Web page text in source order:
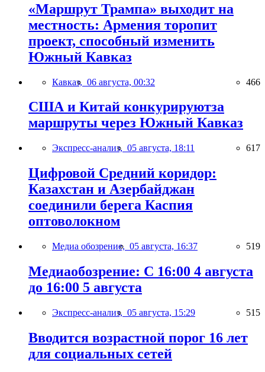
«Маршрут Трампа» выходит на
местность: Армения торопит
проект, способный изменить
Южный Кавказ
Кавказ, 06 августа, 00:32 466
США и Китай конкурируютза
маршруты через Южный Кавказ
Экспресс-анализ, 05 августа, 18:11 617
Цифровой Средний коридор:
Казахстан и Азербайджан
соединили берега Каспия
оптоволокном
Медиа обозрение, 05 августа, 16:37 519
Медиаобозрение: С 16:00 4 августа
до 16:00 5 августа
Экспресс-анализ, 05 августа, 15:29 515
Вводится возрастной порог 16 лет
для социальных сетей